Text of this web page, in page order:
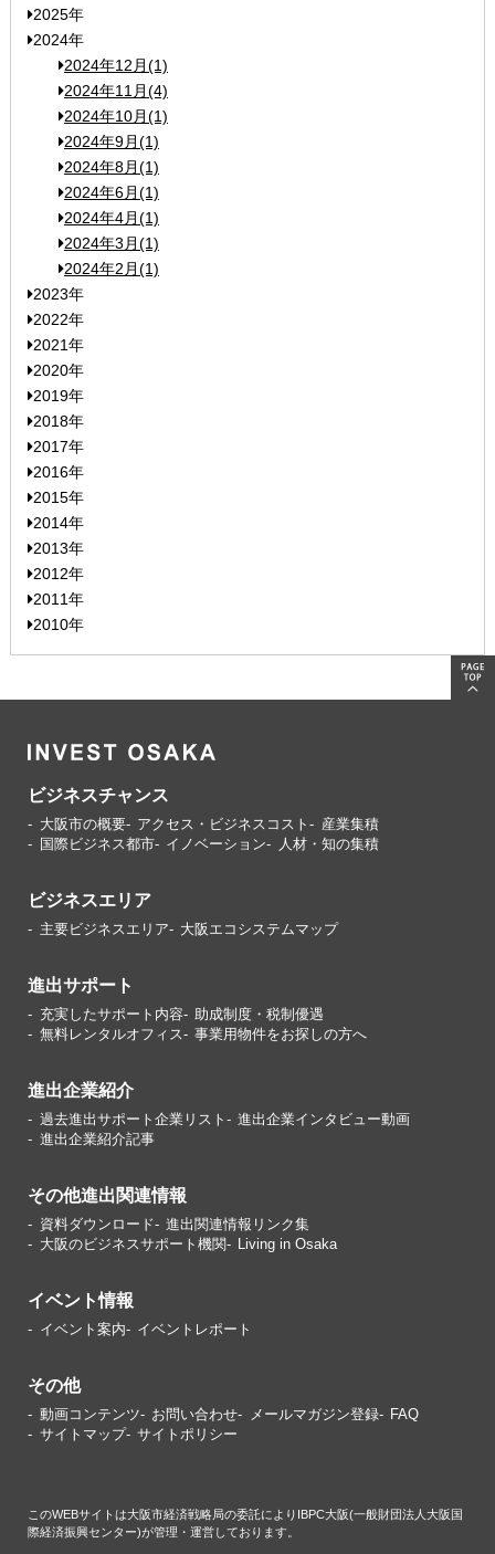
2025年
2024年
2024年12月(1)
2024年11月(4)
2024年10月(1)
2024年9月(1)
2024年8月(1)
2024年6月(1)
2024年4月(1)
2024年3月(1)
2024年2月(1)
2023年
2022年
2021年
2020年
2019年
2018年
2017年
2016年
2015年
2014年
2013年
2012年
2011年
2010年
ビジネスチャンス
大阪市の概要 アクセス・ビジネスコスト
産業集積
国際ビジネス都市
イノベーション 人材・知の集積
ビジネスエリア
主要ビジネスエリア 大阪エコシステムマップ
進出サポート
充実したサポート内容
助成制度・税制優遇
無料レンタルオフィス
事業用物件をお探しの方へ
進出企業紹介
過去進出サポート企業リスト
進出企業インタビュー動画
進出企業紹介記事
その他進出関連情報
資料ダウンロード
進出関連情報リンク集
大阪のビジネスサポート機関
Living in Osaka
イベント情報
イベント案内 イベントレポート
その他
動画コンテンツ お問い合わせ メールマガジン登録
FAQ
サイトマップ
サイトポリシー
このWEBサイトは大阪市経済戦略局の委託によりIBPC大阪(一般財団法人大阪国
際経済振興センター)が管理・運営しております。